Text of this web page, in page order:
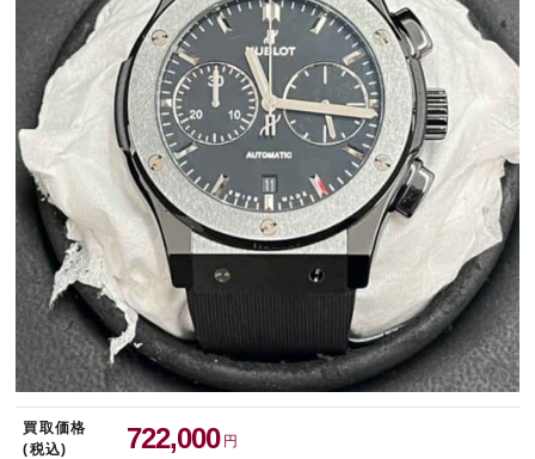
宅配買取を申し込む
無料の宅配キットをお届けします
買取価格
(税込)
722,000 円